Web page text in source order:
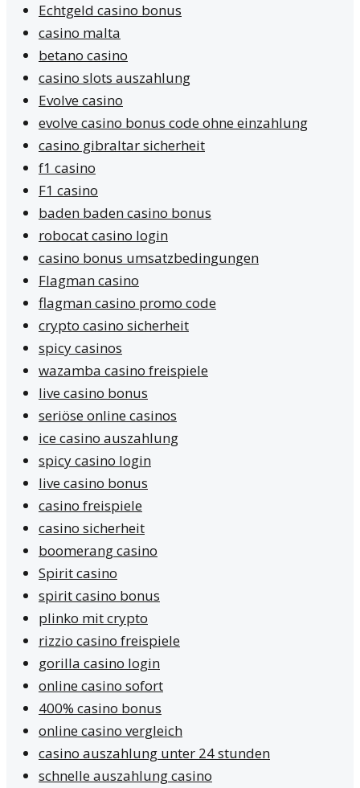
Echtgeld casino bonus
casino malta
betano casino
casino slots auszahlung
Evolve casino
evolve casino bonus code ohne einzahlung
casino gibraltar sicherheit
f1 casino
F1 casino
baden baden casino bonus
robocat casino login
casino bonus umsatzbedingungen
Flagman casino
flagman casino promo code
crypto casino sicherheit
spicy casinos
wazamba casino freispiele
live casino bonus
seriöse online casinos
ice casino auszahlung
spicy casino login
live casino bonus
casino freispiele
casino sicherheit
boomerang casino
Spirit casino
spirit casino bonus
plinko mit crypto
rizzio casino freispiele
gorilla casino login
online casino sofort
400% casino bonus
online casino vergleich
casino auszahlung unter 24 stunden
schnelle auszahlung casino